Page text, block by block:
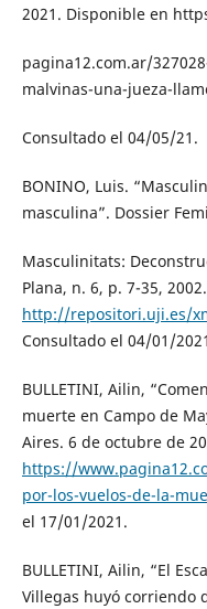
2021. Disponible en
pagina12.com.ar/
malvinas-una-jueza-
Consultado el 04/05/21.
BONINO, Luis.
masculina”. Dossier
Masculinitats:
Plana, n. 6, p. 7-35,
http://repositori.uji.es/
Consultado el 04/01/
BULLETINI, Ailin,
muerte en Campo de
Aires. 6 de octubre de
https://
por-los-vuelos-de-la-
el 17/01/2021.
BULLETINI, Ailin, “El
Villegas huyó corriendo